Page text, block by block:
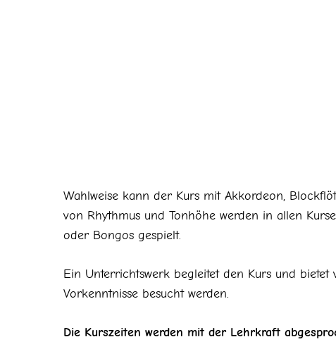
Wahlweise kann der Kurs mit Akkordeon,
von Rhythmus und Tonhöhe werden in allen
oder Bongos gespielt.
Ein Unterrichtswerk begleitet den Kurs und
Vorkenntnisse besucht werden.
Die Kurszeiten werden mit der Lehrkraft